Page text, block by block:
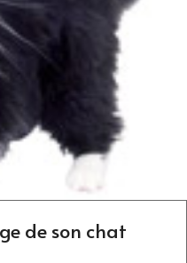
de son chat